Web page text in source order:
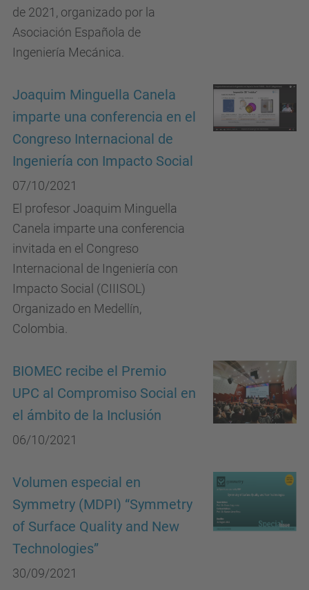
de 2021, organizado por la
Asociación Española de
Ingeniería Mecánica.
Joaquim Minguella Canela
imparte una conferencia en el
Congreso Internacional de
Ingeniería con Impacto Social
07/10/2021
El profesor Joaquim Minguella
Canela imparte una conferencia
invitada en el Congreso
Internacional de Ingeniería con
Impacto Social (CIIISOL)
Organizado en Medellín,
Colombia.
BIOMEC recibe el Premio
UPC al Compromiso Social en
el ámbito de la Inclusión
06/10/2021
Volumen especial en
Symmetry (MDPI) “Symmetry
of Surface Quality and New
Technologies”
30/09/2021